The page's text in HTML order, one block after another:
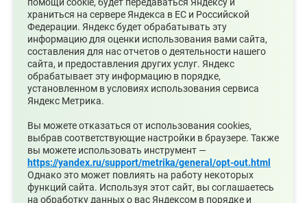
петунии были высажены жёлтые бархатцы, но
даже так клумба школы №6 получилась очень
яркой и изящной. Подарок городу получился
также благодаря участию неравнодушных
горожан.
Надеемся, что клумба будет «радовать глаз»
жителей города Среднеуральск, а
реализованный проект станет доброй
городской традицией!
храниться на сервере Яндекса в ЕС и Российской
Федерации. Яндекс будет обрабатывать эту
информацию для оценки использования вами сайта,
составления для нас отчетов о деятельности нашего
сайта, и предоставления других услуг. Яндекс
обрабатывает эту информацию в порядке,
установленном в условиях использования сервиса
Яндекс Метрика.
Вы можете отказаться от использования cookies,
выбрав соответствующие настройки в браузере. Также
вы можете использовать инструмент —
https://yandex.ru/support/metrika/general/opt-out.html
Однако это может повлиять на работу некоторых
функций сайта. Используя этот сайт, вы соглашаетесь
на обработку данных о вас Яндексом в порядке и